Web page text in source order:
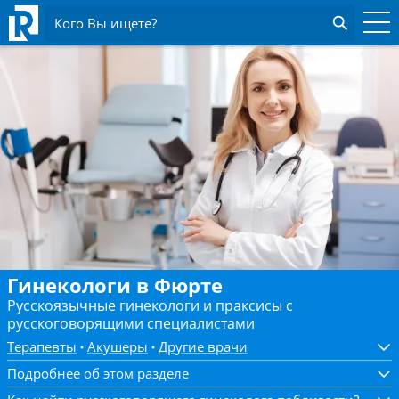
Кого Вы ищете?
Гинекологи в Фюрте
Русскоязычные гинекологи и праксисы с
русскоговорящими специалистами
Терапевты Акушеры
Другие врачи
Подробнее об этом разделе